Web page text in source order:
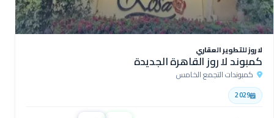
لا روز للتطوير العقاري
كمبوند لا روز القاهرة الجديدة
كمبوندات التجمع الخامس
2029